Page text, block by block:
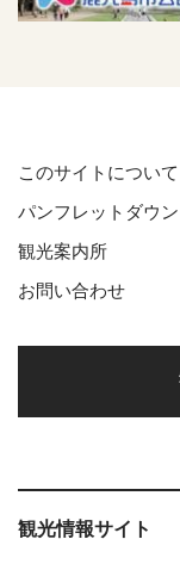
このサイトについて
パンフレットダウ
観光案内所
お問い合わせ
観光情報サイト